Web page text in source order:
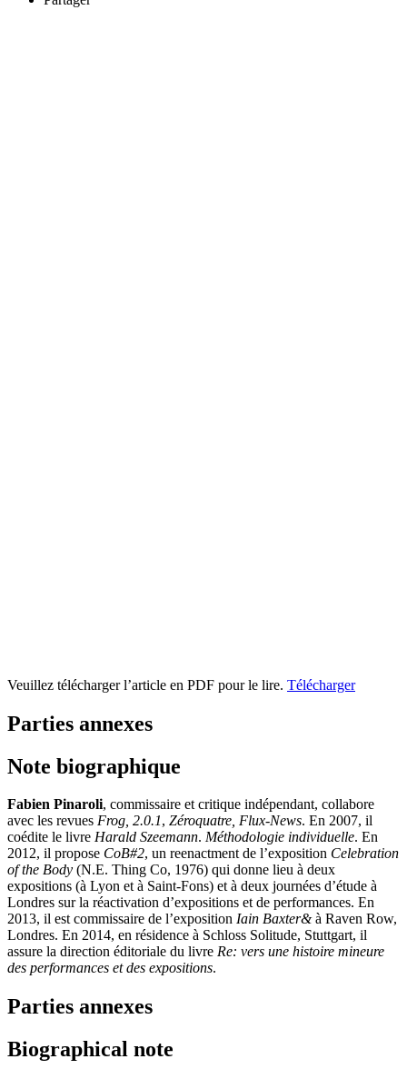
Veuillez télécharger l’article en PDF pour le lire. Télécharger
Parties annexes
Note biographique
Fabien Pinaroli, commissaire et critique indépendant, collabore
avec les revues Frog, 2.0.1, Zéroquatre, Flux-News. En 2007, il
coédite le livre Harald Szeemann. Méthodologie individuelle. En
2012, il propose CoB#2, un reenactment de l’exposition Celebration
of the Body (N.E. Thing Co, 1976) qui donne lieu à deux
expositions (à Lyon et à Saint-Fons) et à deux journées d’étude à
Londres sur la réactivation d’expositions et de performances. En
2013, il est commissaire de l’exposition Iain Baxter&à Raven Row,
Londres. En 2014, en résidence à Schloss Solitude, Stuttgart, il
assure la direction éditoriale du livre Re: vers une histoire mineure
des performances et des expositions.
Parties annexes
Biographical note